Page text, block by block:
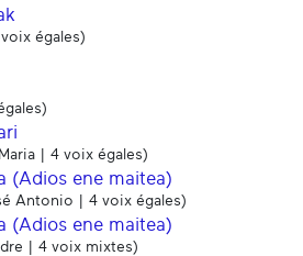
égales)
| 4 voix égales)
(Adios ene maitea)
Antonio | 4 voix égales)
(Adios ene maitea)
| 4 voix mixtes)